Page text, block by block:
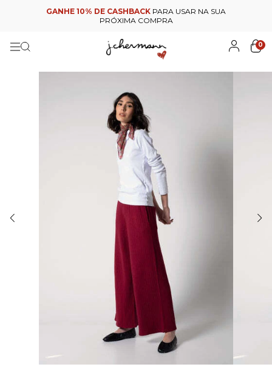
GANHE 10% DE CASHBACK PARA USAR NA SUA
PRÓXIMA COMPRA
0